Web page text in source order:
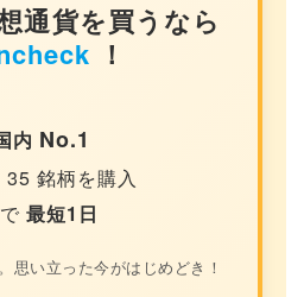
通貨を買うなら
！
内 No.1
35 銘柄を購入
で最短1日
思い立った今がはじめどき！